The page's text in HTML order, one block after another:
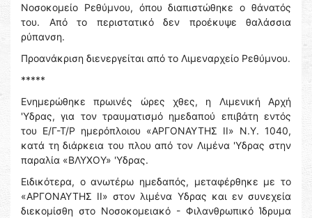
Νοσοκομείο Ρεθύμνου, όπου διαπιστώθηκε ο θάνατός
του. Από το περιστατικό δεν προέκυψε θαλάσσια
ρύπανση.
Προανάκριση διενεργείται από το Λιμεναρχείο Ρεθύμνου.
*****
Ενημερώθηκε πρωινές ώρες χθες, η Λιμενική Αρχή
'Υδρας, για τον τραυματισμό ημεδαπού επιβάτη εντός
του Ε/Γ-Τ/Ρ ημερόπλοιου «ΑΡΓΟΝΑΥΤΗΣ ΙΙ» Ν.Υ. 1040,
κατά τη διάρκεια του πλου από τον Λιμένα 'Υδρας στην
παραλία «ΒΛΥΧΟΥ» 'Υδρας.
Ειδικότερα, ο ανωτέρω ημεδαπός, μεταφέρθηκε με το
«ΑΡΓΟΝΑΥΤΗΣ ΙΙ» στον λιμένα Υδρας και εν συνεχεία
διεκομίσθη στο Νοσοκομειακό - Φιλανθρωπικό Ίδρυμα